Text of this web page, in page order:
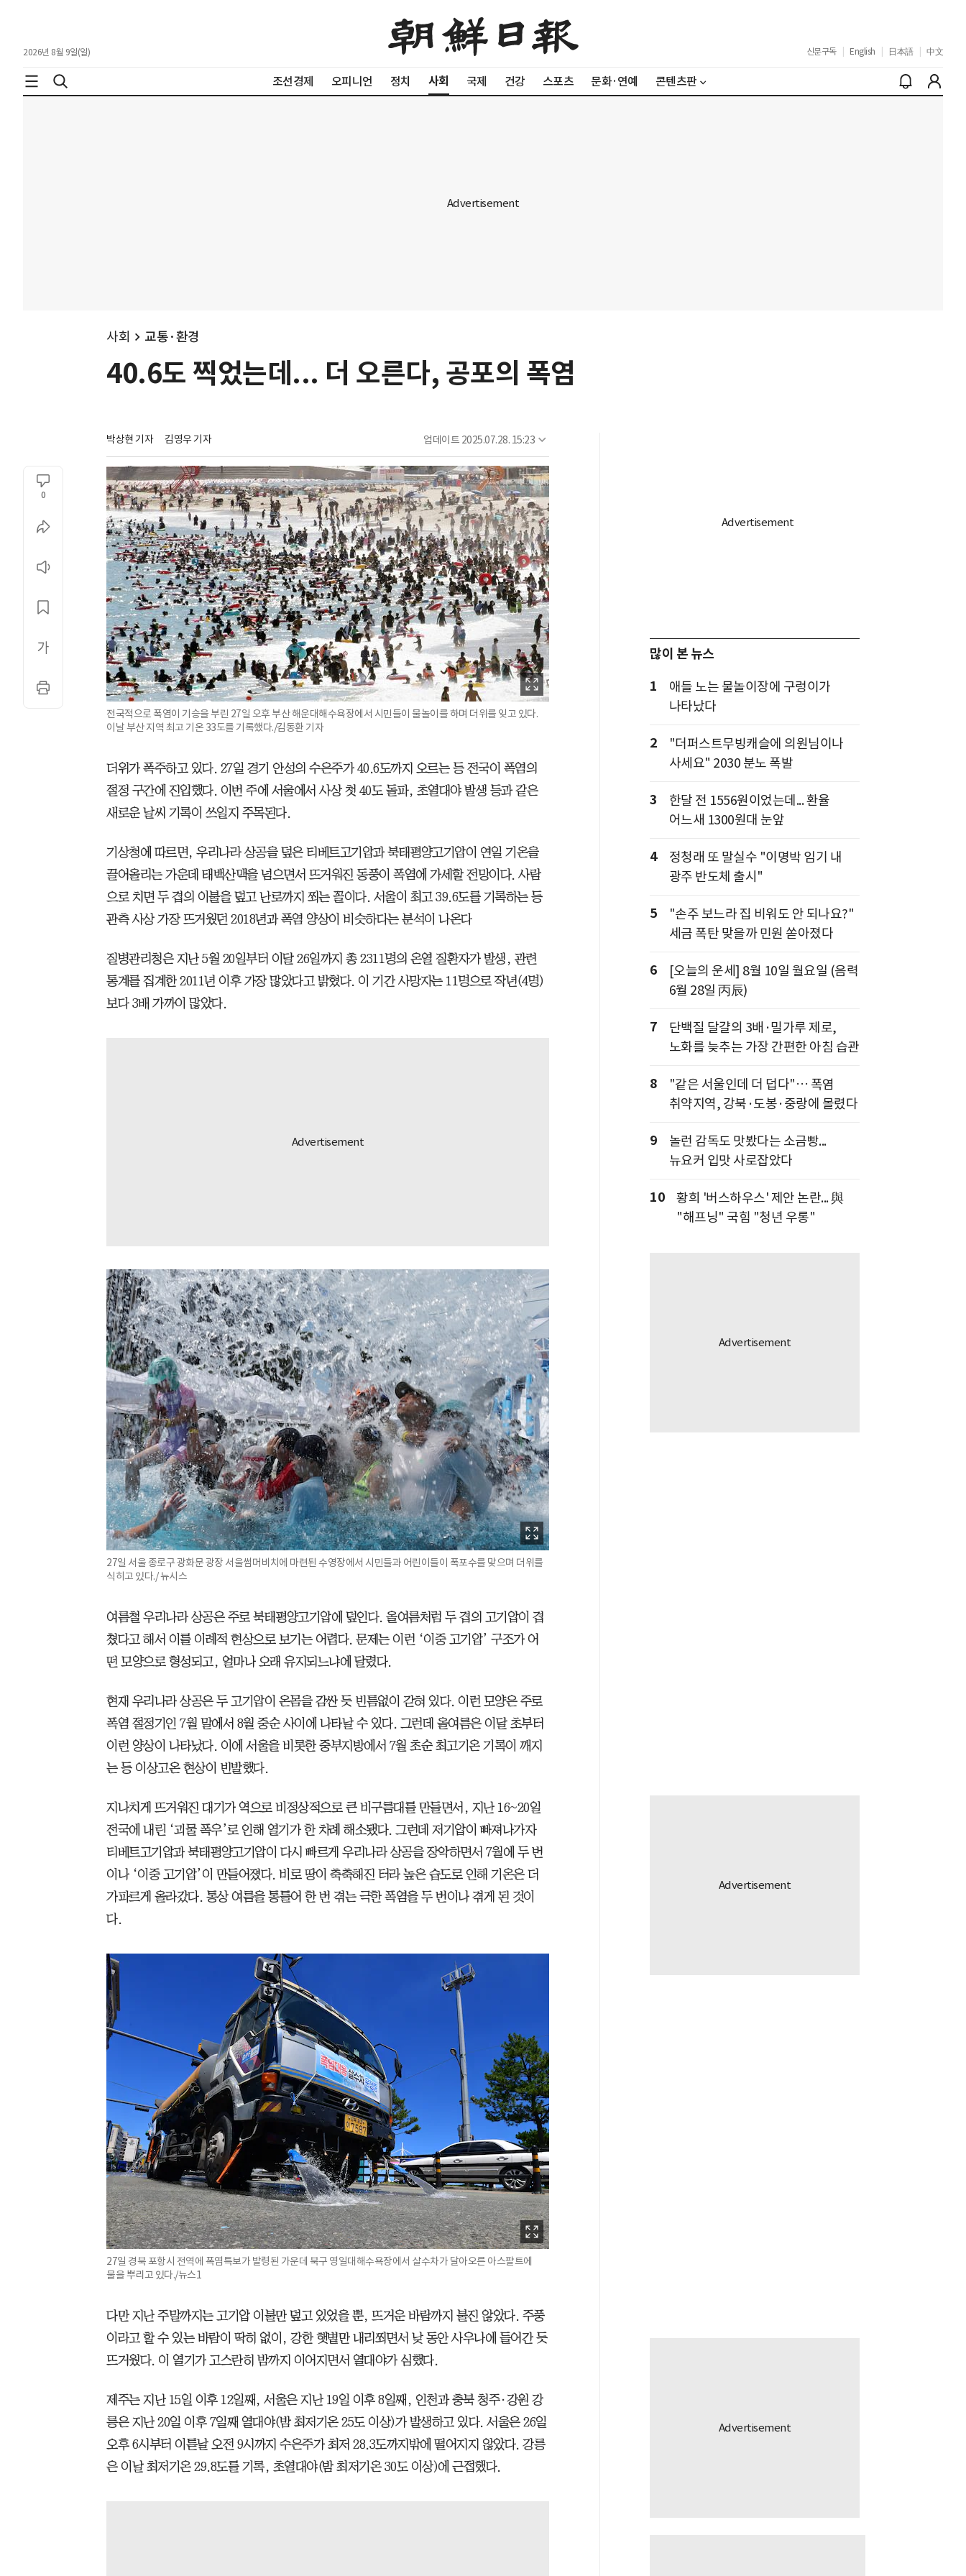
2026년 8월 9일(일) 신문구독 English 日本語 中文
조선경제 오피니언 정치 사회 국제 건강 스포츠 문화·연예 콘텐츠판
사회 교통·환경
40.6도 찍었는데... 더 오른다, 공포의 폭염
박상현 기자 김영우 기자 업데이트 2025.07.28. 15:23
0
전국적으로 폭염이 기승을 부린 27일 오후 부산 해운대해수욕장에서 시민들이 물놀이를 하며 더위를 잊고 있다.
이날 부산 지역 최고 기온 33도를 기록했다./김동환 기자
더위가 폭주하고 있다. 27일 경기 안성의 수은주가 40.6도까지 오르는 등 전국이 폭염의
절정 구간에 진입했다. 이번 주에 서울에서 사상 첫 40도 돌파, 초열대야 발생 등과 같은
새로운 날씨 기록이 쓰일지 주목된다.
기상청에 따르면, 우리나라 상공을 덮은 티베트고기압과 북태평양고기압이 연일 기온을
끌어올리는 가운데 태백산맥을 넘으면서 뜨거워진 동풍이 폭염에 가세할 전망이다. 사람
으로 치면 두 겹의 이불을 덮고 난로까지 쬐는 꼴이다. 서울이 최고 39.6도를 기록하는 등
관측 사상 가장 뜨거웠던 2018년과 폭염 양상이 비슷하다는 분석이 나온다
질병관리청은 지난 5월 20일부터 이달 26일까지 총 2311명의 온열 질환자가 발생, 관련
통계를 집계한 2011년 이후 가장 많았다고 밝혔다. 이 기간 사망자는 11명으로 작년(4명)
보다 3배 가까이 많았다.
27일 서울 종로구 광화문 광장 서울썸머비치에 마련된 수영장에서 시민들과 어린이들이 폭포수를 맞으며 더위를
식히고 있다./ 뉴시스
여름철 우리나라 상공은 주로 북태평양고기압에 덮인다. 올여름처럼 두 겹의 고기압이 겹
쳤다고 해서 이를 이례적 현상으로 보기는 어렵다. 문제는 이런 ‘이중 고기압’ 구조가 어
떤 모양으로 형성되고, 얼마나 오래 유지되느냐에 달렸다.
현재 우리나라 상공은 두 고기압이 온몸을 감싼 듯 빈틈없이 갇혀 있다. 이런 모양은 주로
폭염 절정기인 7월 말에서 8월 중순 사이에 나타날 수 있다. 그런데 올여름은 이달 초부터
이런 양상이 나타났다. 이에 서울을 비롯한 중부지방에서 7월 초순 최고기온 기록이 깨지
는 등 이상고온 현상이 빈발했다.
지나치게 뜨거워진 대기가 역으로 비정상적으로 큰 비구름대를 만들면서, 지난 16~20일
전국에 내린 ‘괴물 폭우’로 인해 열기가 한 차례 해소됐다. 그런데 저기압이 빠져나가자
티베트고기압과 북태평양고기압이 다시 빠르게 우리나라 상공을 장악하면서 7월에 두 번
이나 ‘이중 고기압’이 만들어졌다. 비로 땅이 축축해진 터라 높은 습도로 인해 기온은 더
가파르게 올라갔다. 통상 여름을 통틀어 한 번 겪는 극한 폭염을 두 번이나 겪게 된 것이
다.
27일 경북 포항시 전역에 폭염특보가 발령된 가운데 북구 영일대해수욕장에서 살수차가 달아오른 아스팔트에
물을 뿌리고 있다./뉴스1
다만 지난 주말까지는 고기압 이불만 덮고 있었을 뿐, 뜨거운 바람까지 불진 않았다. 주풍
이라고 할 수 있는 바람이 딱히 없이, 강한 햇볕만 내리쬐면서 낮 동안 사우나에 들어간 듯
뜨거웠다. 이 열기가 고스란히 밤까지 이어지면서 열대야가 심했다.
제주는 지난 15일 이후 12일째, 서울은 지난 19일 이후 8일째, 인천과 충북 청주·강원 강
릉은 지난 20일 이후 7일째 열대야(밤 최저기온 25도 이상)가 발생하고 있다. 서울은 26일
오후 6시부터 이튿날 오전 9시까지 수은주가 최저 28.3도까지밖에 떨어지지 않았다. 강릉
은 이날 최저기온 29.8도를 기록, 초열대야(밤 최저기온 30도 이상)에 근접했다.
많이 본 뉴스
1
애들 노는 물놀이장에 구렁이가
나타났다
2
"더퍼스트무빙캐슬에 의원님이나
사세요" 2030 분노 폭발
3
한달 전 1556원이었는데... 환율
어느새 1300원대 눈앞
4
정청래 또 말실수 "이명박 임기 내
광주 반도체 출시"
5
"손주 보느라 집 비워도 안 되나요?"
세금 폭탄 맞을까 민원 쏟아졌다
6
[오늘의 운세] 8월 10일 월요일 (음력
6월 28일 丙辰)
7
단백질 달걀의 3배·밀가루 제로,
노화를 늦추는 가장 간편한 아침 습관
8
"같은 서울인데 더 덥다"… 폭염
취약지역, 강북·도봉·중랑에 몰렸다
9
놀런 감독도 맛봤다는 소금빵...
뉴요커 입맛 사로잡았다
10
황희 '버스하우스' 제안 논란... 與
"해프닝" 국힘 "청년 우롱"